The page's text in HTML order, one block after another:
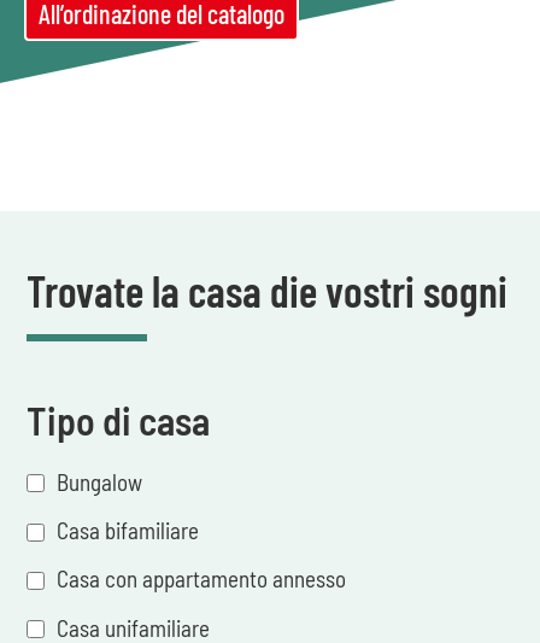
All’ordinazione del catalogo
Trovate la casa die vostri sogni
Tipo di casa
Bungalow
Casa bifamiliare
Casa con appartamento annesso
Casa unifamiliare